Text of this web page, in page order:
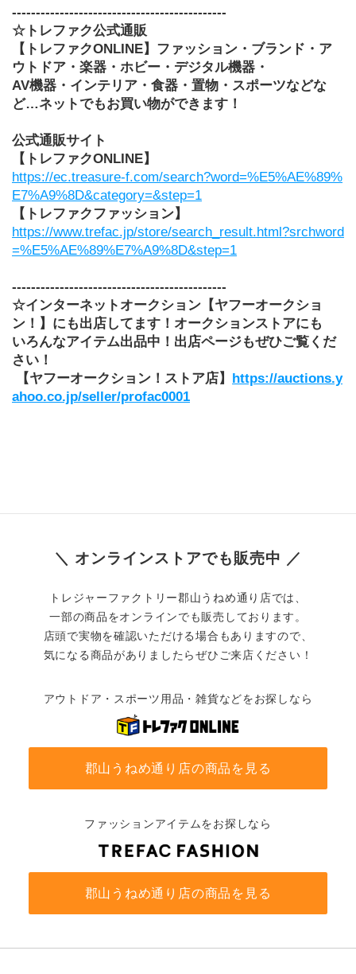
---------------------------------------------
☆トレファク公式通販
【トレファクONLINE】ファッション・ブランド・ア
ウトドア・楽器・ホビー・デジタル機器・
AV機器・インテリア・食器・置物・スポーツなどな
ど…ネットでもお買い物ができます！
公式通販サイト
【トレファクONLINE】
https://ec.treasure-f.com/search?word=%E5%AE%89%
E7%A9%8D&category=&step=1
【トレファクファッション】
https://www.trefac.jp/store/search_result.html?srchword
=%E5%AE%89%E7%A9%8D&step=1
---------------------------------------------
☆インターネットオークション【ヤフーオークショ
ン！】にも出店してます！オークションストアにも
いろんなアイテム出品中！出店ページもぜひご覧くだ
さい！
【ヤフーオークション！ストア店】 https://auctions.y
ahoo.co.jp/seller/profac0001
＼ オンラインストアでも販売中 ／
トレジャーファクトリー郡山うねめ通り店では、
一部の商品をオンラインでも販売しております。
店頭で実物を確認いただける場合もありますので、
気になる商品がありましたらぜひご来店ください！
アウトドア・スポーツ用品・雑貨などをお探しなら
郡山うねめ通り店の商品を見る
ファッションアイテムをお探しなら
郡山うねめ通り店の商品を見る